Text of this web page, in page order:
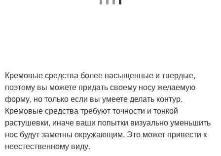
Кремовые средства более насыщенные и твердые,
поэтому вы можете придать своему носу желаемую
форму, но только если вы умеете делать контур.
Кремовые средства требуют точности и тонкой
растушевки, иначе ваши попытки визуально уменьшить
нос будут заметны окружающим. Это может привести к
неестественному виду.